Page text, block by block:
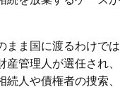
まま国に渡るわけでは
管理人が選任され、
人や債権者の捜索、